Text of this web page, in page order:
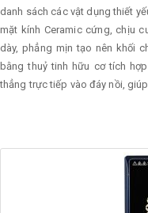
danh sách các vật dụng thiết
mặt kính Ceramic cứng, chịu
dày, phẳng mịn tạo nên khối
bằng thuỷ tinh hữu cơ tích
thẳng trực tiếp vào đáy nồi,